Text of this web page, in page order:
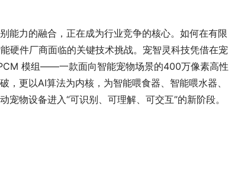
能力的融合，正在成为行业竞争的核心。如何在有限
硬件厂商面临的关键技术挑战。宠智灵科技凭借在宠
模组——一款面向智能宠物场景的400万像素高性
更以AI算法为内核，为智能喂食器、智能喂水器、
物设备进入“可识别、可理解、可交互”的新阶段。
快车道 向“新”而
助力全谷物民族品牌高质量发展 燕谷坊亮相
“读懂中国”国际会议